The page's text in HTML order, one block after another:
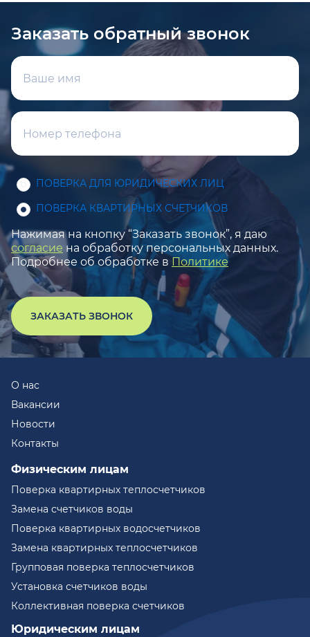
Заказать обратный звонок
ПОВЕРКА ДЛЯ ЮРИДИЧЕСКИХ ЛИЦ
ПОВЕРКА КВАРТИРНЫХ СЧЕТЧИКОВ
Нажимая на кнопку “Заказать звонок”, я даю
согласие на обработку персональных данных.
Подробнее об обработке в Политике
ЗАКАЗАТЬ ЗВОНОК
О нас
Вакансии
Новости
Контакты
Физическим лицам
Поверка квартирных теплосчетчиков
Замена счетчиков воды
Поверка квартирных водосчетчиков
Замена квартирных теплосчетчиков
Групповая поверка теплосчетчиков
Установка счетчиков воды
Коллективная поверка счетчиков
Юридическим лицам